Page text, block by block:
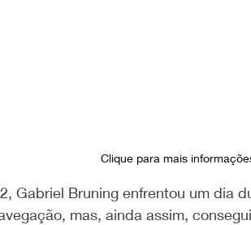
Clique para mais
Gabriel Bruning enfrentou um dia
mas, ainda assim,